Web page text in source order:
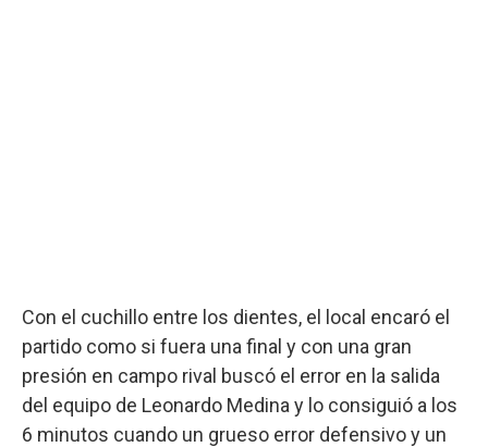
Con el cuchillo entre los dientes, el local encaró el
partido como si fuera una final y con una gran
presión en campo rival buscó el error en la salida
del equipo de Leonardo Medina y lo consiguió a los
6 minutos cuando un grueso error defensivo y un